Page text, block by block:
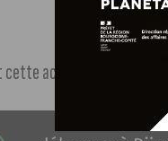
accessibilité qui